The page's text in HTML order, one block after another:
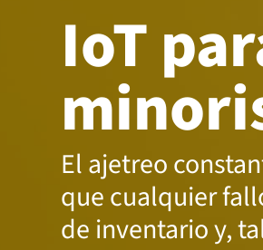
IoT
El ajetreo
que cualquier
de inventario y,